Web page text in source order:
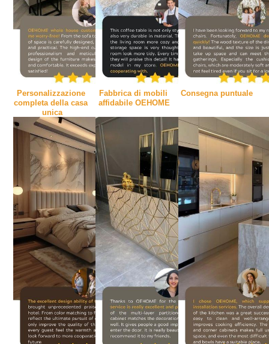
Personalizzazione
completa della casa
unica
Fabbrica di mobili
affidabile OEHOME
Consegna puntuale